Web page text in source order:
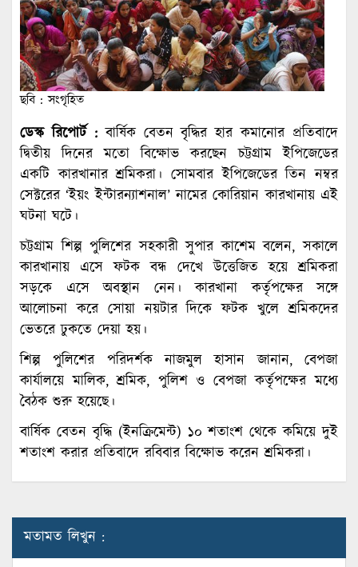
ছবি : সংগৃহিত
ডেস্ক রিপোর্ট :বার্ষিক বেতন বৃদ্ধির হার কমানোর প্রতিবাদে
দ্বিতীয় দিনের মতো বিক্ষোভ করছেন চট্টগ্রাম ইপিজেডের
একটি কারখানার শ্রমিকরা। সোমবার ইপিজেডের তিন নম্বর
সেক্টরের ‘ইয়ং ইন্টারন্যাশনাল’ নামের কোরিয়ান কারখানায় এই
ঘটনা ঘটে।
চট্টগ্রাম শিল্প পুলিশের সহকারী সুপার কাশেম বলেন, সকালে
কারখানায় এসে ফটক বন্ধ দেখে উত্তেজিত হয়ে শ্রমিকরা
সড়কে এসে অবস্থান নেন। কারখানা কর্তৃপক্ষের সঙ্গে
আলোচনা করে সোয়া নয়টার দিকে ফটক খুলে শ্রমিকদের
ভেতরে ঢুকতে দেয়া হয়।
শিল্প পুলিশের পরিদর্শক নাজমুল হাসান জানান, বেপজা
কার্যালয়ে মালিক, শ্রমিক, পুলিশ ও বেপজা কর্তৃপক্ষের মধ্যে
বৈঠক শুরু হয়েছে।
বার্ষিক বেতন বৃদ্ধি (ইনক্রিমেন্ট) ১০ শতাংশ থেকে কমিয়ে দুই
শতাংশ করার প্রতিবাদে রবিবার বিক্ষোভ করেন শ্রমিকরা।
মতামত লিখুন :